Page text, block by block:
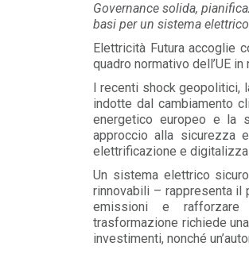
Governance solida,
basi per un sistema
Elettricità Futura accoglie
quadro normativo dell’UE
I recenti shock geopolitici,
indotte dal cambiamento
energetico europeo e la
approccio alla sicurezza
elettrificazione e
Un sistema elettrico
rinnovabili – rappresenta
emissioni e rafforzare
trasformazione richiede
investimenti, nonché
Compensazioni
mancati ricavi
LEGGI DI PIÙ
POLICY
Adeguamento Codice
condotta
3/2026 “market
LEGGI DI PIÙ